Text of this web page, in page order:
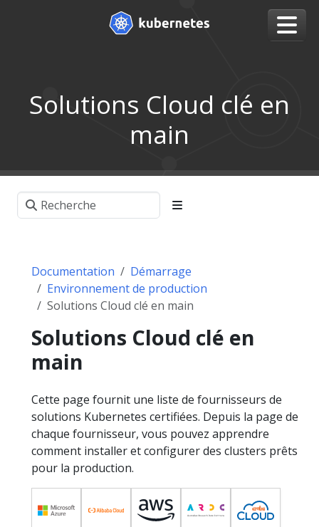
Solutions Cloud clé en
main
Documentation
Démarrage
Environnement de production
Solutions Cloud clé en main
Solutions Cloud clé en
main
Cette page fournit une liste de fournisseurs de
solutions Kubernetes certifiées. Depuis la page de
chaque fournisseur, vous pouvez apprendre
comment installer et configurer des clusters prêts
pour la production.